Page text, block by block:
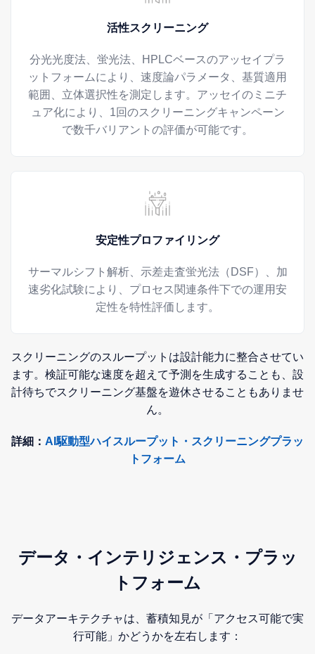
活性スクリーニング
分光光度法、蛍光法、HPLCベースのアッセイプラ
ットフォームにより、速度論パラメータ、基質適用
範囲、立体選択性を測定します。アッセイのミニチ
ュア化により、1回のスクリーニングキャンペーン
で数千バリアントの評価が可能です。
安定性プロファイリング
サーマルシフト解析、示差走査蛍光法（DSF）、加
速劣化試験により、プロセス関連条件下での運用安
定性を特性評価します。
スクリーニングのスループットは設計能力に整合させてい
ます。検証可能な速度を超えて予測を生成することも、設
計待ちでスクリーニング基盤を遊休させることもありませ
ん。
詳細： AI駆動型ハイスループット・スクリーニングプラッ
トフォーム
データ・インテリジェンス・プラッ
トフォーム
データアーキテクチャは、蓄積知見が「アクセス可能で実
行可能」かどうかを左右します：